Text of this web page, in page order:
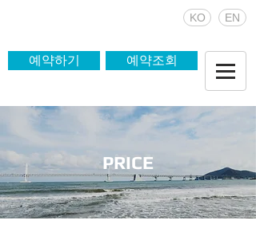
KO EN
예약하기 예약조회
PRICE